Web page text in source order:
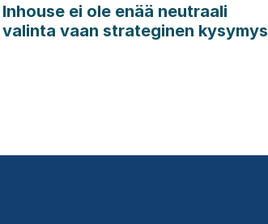
Inhouse ei ole enää neutraali
valinta vaan strateginen kysymys